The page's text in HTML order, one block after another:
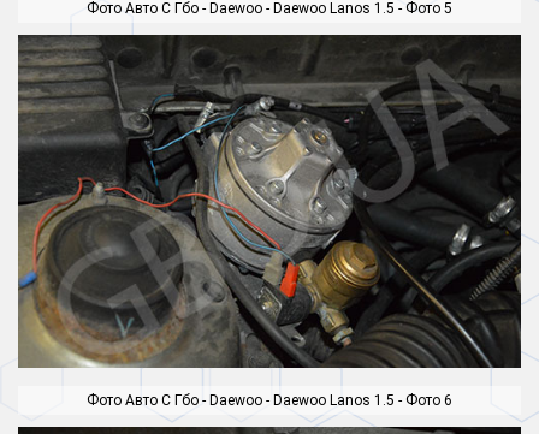
Фото Авто С Гбо - Daewoo - Daewoo Lanos 1.5 - Фото 5
Фото Авто С Гбо - Daewoo - Daewoo Lanos 1.5 - Фото 6